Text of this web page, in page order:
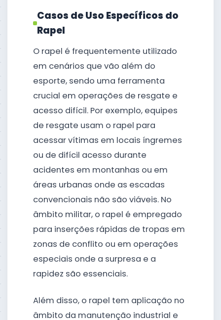
Casos de Uso Específicos do
Rapel
O rapel é frequentemente utilizado
em cenários que vão além do
esporte, sendo uma ferramenta
crucial em operações de resgate e
acesso difícil. Por exemplo, equipes
de resgate usam o rapel para
acessar vítimas em locais íngremes
ou de difícil acesso durante
acidentes em montanhas ou em
áreas urbanas onde as escadas
convencionais não são viáveis. No
âmbito militar, o rapel é empregado
para inserções rápidas de tropas em
zonas de conflito ou em operações
especiais onde a surpresa e a
rapidez são essenciais.
Além disso, o rapel tem aplicação no
âmbito da manutenção industrial e